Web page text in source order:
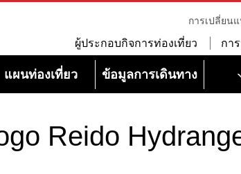
การเปลี่ยน
ผู้ประกอบกิจการท่องเที่ยว กา
แผนท่องเที่ยว ข้อมูลการเดินทาง
Reido